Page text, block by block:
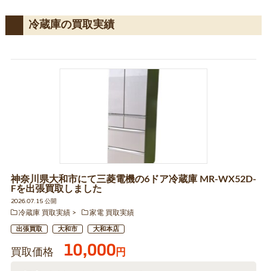
冷蔵庫の買取実績
神奈川県大和市にて三菱電機の6ドア冷蔵庫 MR-WX52D-
Fを出張買取しました
2026.07.15 公開
冷蔵庫 買取実績
家電 買取実績
出張買取 大和市 大和本店
買取価格 10,000円